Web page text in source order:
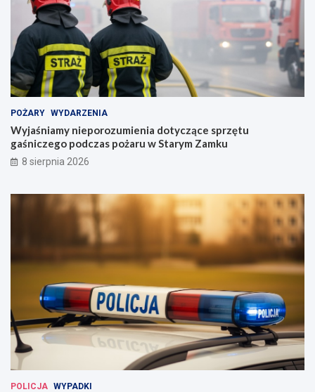
POŻARY WYDARZENIA
Wyjaśniamy nieporozumienia dotyczące sprzętu
gaśniczego podczas pożaru w Starym Zamku
8 sierpnia 2026
POLICJA WYPADKI